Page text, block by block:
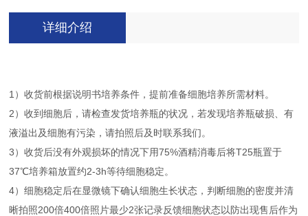
详细介绍
1）收货前根据说明书培养条件，提前准备细胞培养所需材料。
2）收到细胞后，请检查发货培养瓶的状况，若发现培养瓶破损、有
液溢出及细胞有污染，请拍照后及时联系我们。
3）收货后没有外观损坏的情况下用75%酒精消毒后将T25瓶置于
37℃培养箱放置约2-3h等待细胞稳定。
4）细胞稳定后在显微镜下确认细胞生长状态，判断细胞的密度并清
晰拍照200倍400倍照片最少2张记录反馈细胞状态以防出现售后作为